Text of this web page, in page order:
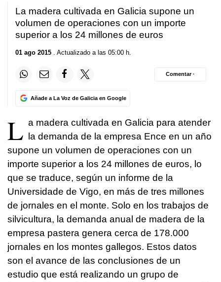
La madera cultivada en Galicia supone un
volumen de operaciones con un importe
superior a los 24 millones de euros
01 ago 2015 . Actualizado a las 05:00 h.
Añade a La Voz de Galicia en Google
Comentar ·
L a madera cultivada en Galicia para atender
la demanda de la empresa Ence en un año
supone un volumen de operaciones con un
importe superior a los 24 millones de euros, lo
que se traduce, según un informe de la
Universidade de Vigo, en más de tres millones
de jornales en el monte. Solo en los trabajos de
silvicultura, la demanda anual de madera de la
empresa pastera genera cerca de 178.000
jornales en los montes gallegos. Estos datos
son el avance de las conclusiones de un
estudio que está realizando un grupo de